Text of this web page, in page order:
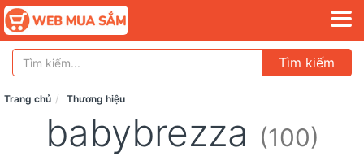
Tìm kiếm
Trang chủ Thương hiệu
babybrezza (100)